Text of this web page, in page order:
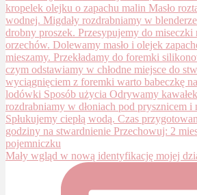
Mały wgląd w nową identyfikację mojej